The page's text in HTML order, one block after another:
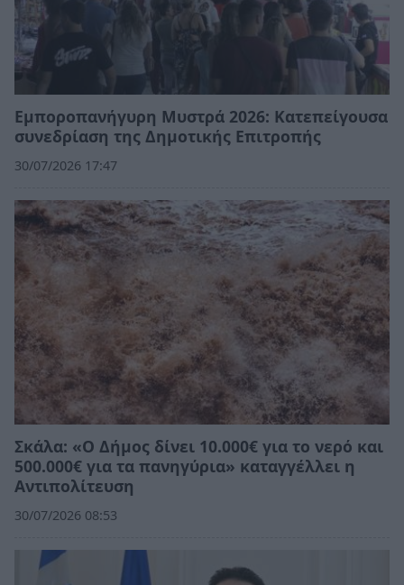
Εμποροπανήγυρη Μυστρά 2026: Κατεπείγουσα
συνεδρίαση της Δημοτικής Επιτροπής
30/07/2026 17:47
Σκάλα: «Ο Δήμος δίνει 10.000€ για το νερό και
500.000€ για τα πανηγύρια» καταγγέλλει η
Αντιπολίτευση
30/07/2026 08:53